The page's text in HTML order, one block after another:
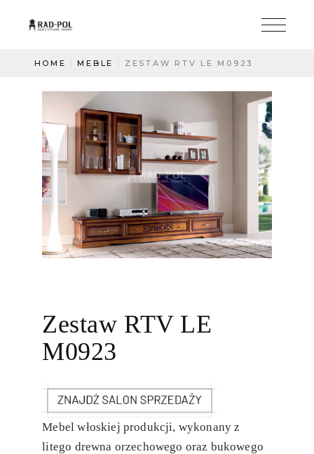
HOME MEBLE ZESTAW RTV LE M0923
Zestaw RTV LE
M0923
Mebel włoskiej produkcji, wykonany z
litego drewna orzechowego oraz bukowego